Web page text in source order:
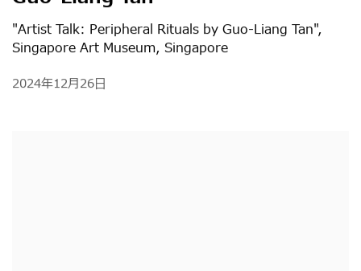
"Artist Talk: Peripheral Rituals by Guo-Liang Tan",
Singapore Art Museum, Singapore
2024年12月26日